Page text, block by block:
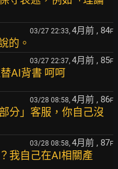
03/27 22:33, 4月前 , 84F
的。
03/27 22:37, 4月前 , 85F
AI背書 呵呵
03/28 08:58, 4月前 , 86F
分」客服，你自己沒
03/28 08:58, 4月前 , 87F
我自己在AI相關產